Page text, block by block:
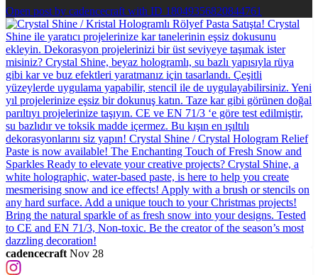
Open post by cadencecraft with ID 18049356820844761
cadencecraft Nov 28